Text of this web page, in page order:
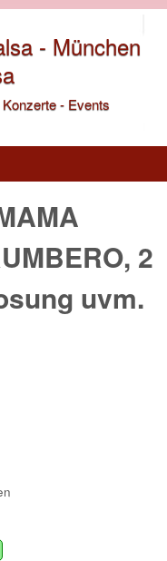
- München
- Events
2
uvm.